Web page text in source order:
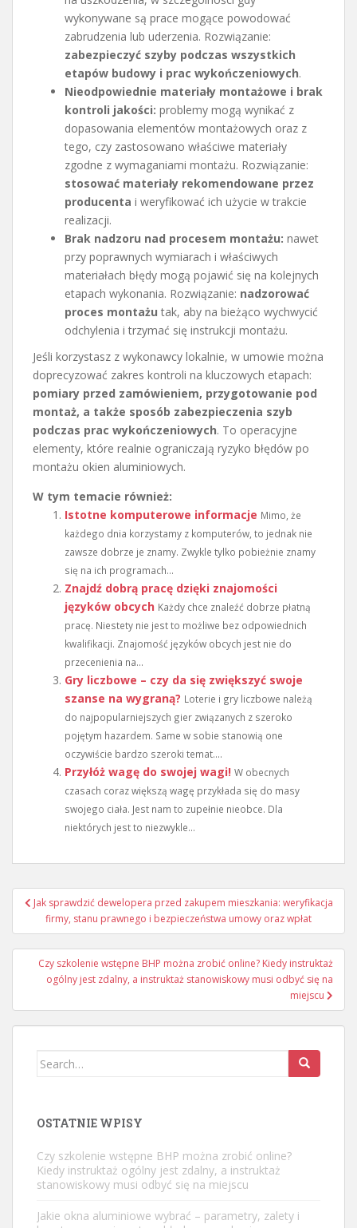
wykonywane są prace mogące powodować
zabrudzenia lub uderzenia. Rozwiązanie:
zabezpieczyć szyby podczas wszystkich
etapów budowy i prac wykończeniowych.
Nieodpowiednie materiały montażowe i brak
kontroli jakości: problemy mogą wynikać z
dopasowania elementów montażowych oraz z
tego, czy zastosowano właściwe materiały
zgodne z wymaganiami montażu. Rozwiązanie:
stosować materiały rekomendowane przez
producenta i weryfikować ich użycie w trakcie
realizacji.
Brak nadzoru nad procesem montażu: nawet
przy poprawnych wymiarach i właściwych
materiałach błędy mogą pojawić się na kolejnych
etapach wykonania. Rozwiązanie: nadzorować
proces montażu tak, aby na bieżąco wychwycić
odchylenia i trzymać się instrukcji montażu.
Jeśli korzystasz z wykonawcy lokalnie, w umowie można
doprecyzować zakres kontroli na kluczowych etapach:
pomiary przed zamówieniem, przygotowanie pod
montaż, a także sposób zabezpieczenia szyb
podczas prac wykończeniowych. To operacyjne
elementy, które realnie ograniczają ryzyko błędów po
montażu okien aluminiowych.
W tym temacie również:
Istotne komputerowe informacje Mimo, że
każdego dnia korzystamy z komputerów, to jednak nie
zawsze dobrze je znamy. Zwykle tylko pobieżnie znamy
się na ich programach...
Znajdź dobrą pracę dzięki znajomości
języków obcych Każdy chce znaleźć dobrze płatną
pracę. Niestety nie jest to możliwe bez odpowiednich
kwalifikacji. Znajomość języków obcych jest nie do
przecenienia na...
Gry liczbowe – czy da się zwiększyć swoje
szanse na wygraną? Loterie i gry liczbowe należą
do najpopularniejszych gier związanych z szeroko
pojętym hazardem. Same w sobie stanowią one
oczywiście bardzo szeroki temat....
Przyłóż wagę do swojej wagi! W obecnych
czasach coraz większą wagę przykłada się do masy
swojego ciała. Jest nam to zupełnie nieobce. Dla
niektórych jest to niezwykle...
Nawigacja
wpisu
Jak sprawdzić dewelopera przed zakupem mieszkania: weryfikacja
firmy, stanu prawnego i bezpieczeństwa umowy oraz wpłat
Czy szkolenie wstępne BHP można zrobić online? Kiedy instruktaż
ogólny jest zdalny, a instruktaż stanowiskowy musi odbyć się na
miejscu
Search
OSTATNIE WPISY
Czy szkolenie wstępne BHP można zrobić online?
Kiedy instruktaż ogólny jest zdalny, a instruktaż
stanowiskowy musi odbyć się na miejscu
Jakie okna aluminiowe wybrać – parametry, zalety i